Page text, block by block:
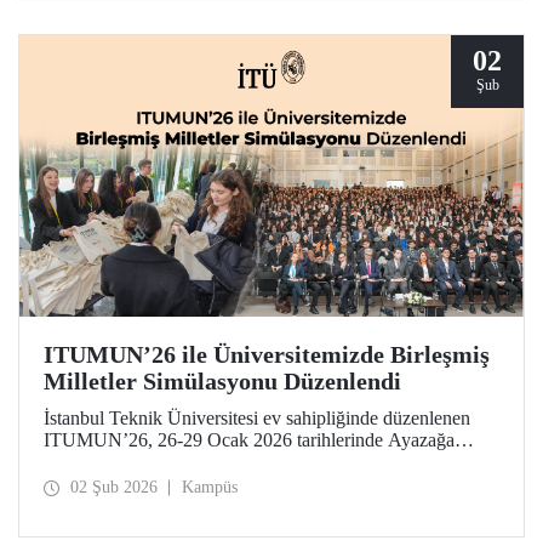
02
Şub
ITUMUN’26 ile Üniversitemizde Birleşmiş
Milletler Simülasyonu Düzenlendi
İstanbul Teknik Üniversitesi ev sahipliğinde düzenlenen
ITUMUN’26, 26-29 Ocak 2026 tarihlerinde Ayazağa
hakları ve ekonomi gibi farklı temalara odaklanan 14
02 Şub 2026 Kampüs